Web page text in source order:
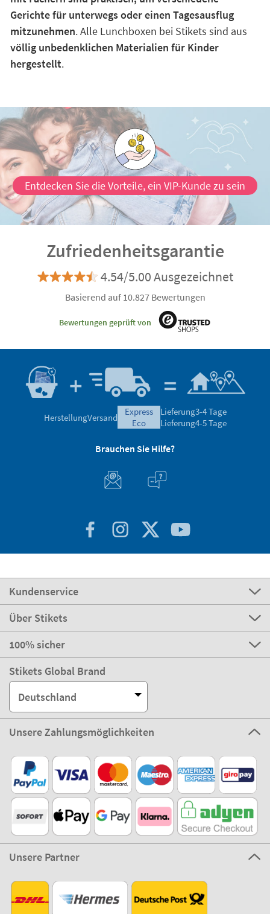
Gerichte für unterwegs oder einen Tagesausflug
mitzunehmen. Alle Lunchboxen bei Stikets sind aus
völlig unbedenklichen Materialien für Kinder
hergestellt.
Entdecken Sie die Vorteile, ein VIP-Kunde zu sein
Zufriedenheitsgarantie
4.54/5.00 Ausgezeichnet
Basierend auf 10.827 Bewertungen
Bewertungen geprüft von
HerstellungVersand
express
eco
Lieferung3-4 Tage
Lieferung4-5 Tage
Brauchen Sie Hilfe?
Kundenservice
Über Stikets
100% sicher
Stikets Global Brand
Deutschland
Unsere Zahlungsmöglichkeiten
Unsere Partner